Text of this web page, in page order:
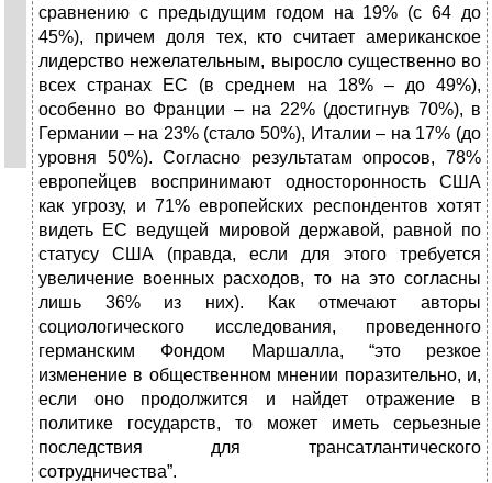
сравнению с предыдущим годом на 19% (с 64 до
45%), причем доля тех, кто считает американское
лидерство нежелательным, выросло существенно во
всех странах ЕС (в среднем на 18% – до 49%),
особенно во Франции – на 22% (достигнув 70%), в
Германии – на 23% (стало 50%), Италии – на 17% (до
уровня 50%). Согласно результатам опросов, 78%
европейцев воспринимают односторонность США
как угрозу, и 71% европейских респондентов хотят
видеть ЕС ведущей мировой державой, равной по
статусу США (правда, если для этого требуется
увеличение военных расходов, то на это согласны
лишь 36% из них). Как отмечают авторы
социологического исследования, проведенного
германским Фондом Маршалла, “это резкое
изменение в общественном мнении поразительно, и,
если оно продолжится и найдет отражение в
политике государств, то может иметь серьезные
последствия для трансатлантического
сотрудничества”.